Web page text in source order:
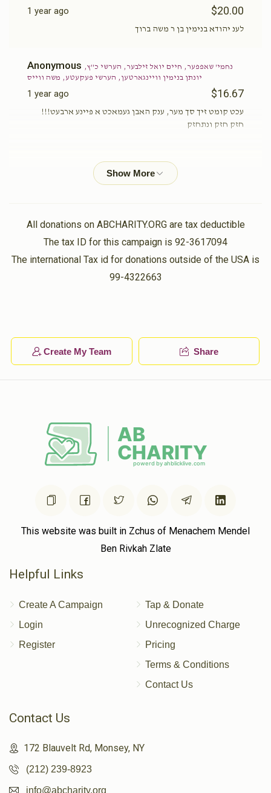
1 year ago $20.00
לענ יהודא בנימין בן ר משה ברוך
Anonymous נחמי' שאפפער, חיים יואל זילבער, הערשי כ''ץ,
יונתן בנימין וויינגארטען, הערשי פעקעטע, משה ווייס
1 year ago $16.67
עכט קומט זיך סך מער, ענק האבן געמאכט א פיינע ארבעט!!!
חזק חזק ונתחזק
עזרא משה קויפמאן
משה ליכטעשטייןהערשי כ''ץ
1 year ago $18.00
רוביןהערשי כ''ץ
1 year ago
All donations on ABCHARITY.ORG are tax deductible
The tax ID for this campaign is 92-3617094
The international Tax id for donations outside of the USA is
99-4322663
Create My Team Share
This website was built in Zchus of Menachem Mendel
Ben Rivkah Zlate
Helpful Links
Create A Campaign
Login
Register
Tap & Donate
Unrecognized Charge
Pricing
Terms & Conditions
Contact Us
Contact Us
172 Blauvelt Rd, Monsey, NY
(212) 239-8923
info@abcharity.org